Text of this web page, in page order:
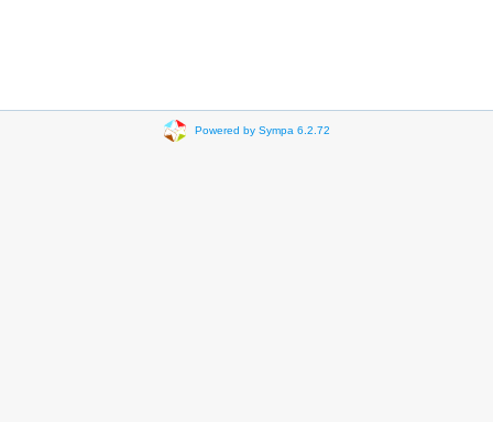
Powered by Sympa 6.2.72